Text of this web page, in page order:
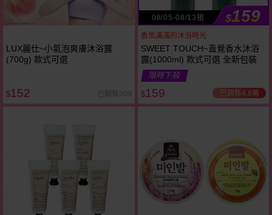
LUX麗仕~小氣泡爽膚沐浴露
(700g) 款式可選
$152 已銷售309
08/05-08/13搶 $159
香氛滿滿的沐浴時光
SWEET TOUCH~直覺香水沐浴
露(1000ml) 款式可選 全新包裝
限時下殺
$159 已銷售4.8萬